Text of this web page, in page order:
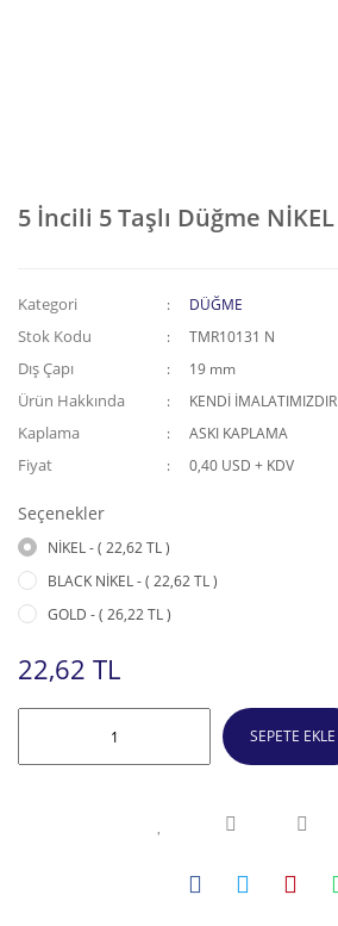
5 İncili 5 Taşlı Düğme NİKEL
Kategori DÜĞME
Stok Kodu TMR10131 N
Dış Çapı 19 mm
Ürün Hakkında KENDİ İMALATIMIZDIR
Kaplama ASKI KAPLAMA
Fiyat 0,40 USD + KDV
Seçenekler
NİKEL - ( 22,62 TL )
BLACK NİKEL - ( 22,62 TL )
GOLD - ( 26,22 TL )
22,62 TL
SEPETE EKLE